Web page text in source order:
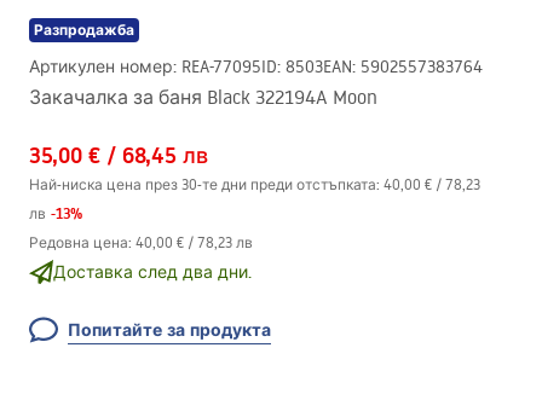
Разпродажба
Артикулен номер: REA-77095ID: 8503EAN: 5902557383764
Закачалка за баня Black 322194A Moon
35,00 € / 68,45 лв
Най-ниска цена през 30-те дни преди отстъпката: 40,00 € / 78,23
лв -13%
Редовна цена: 40,00 € / 78,23 лв
Доставка след два дни.
Попитайте за продукта